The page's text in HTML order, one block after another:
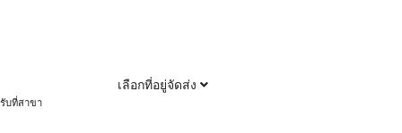
เลือกที่อยู่จัดส่ง
รับที่สาขา